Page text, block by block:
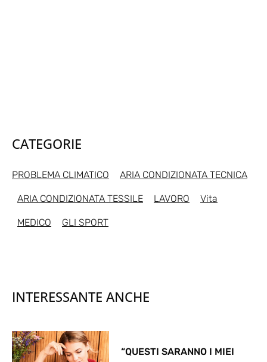
CATEGORIE
PROBLEMA CLIMATICO ARIA CONDIZIONATA TECNICA
ARIA CONDIZIONATA TESSILE LAVORO Vita
MEDICO GLI SPORT
INTERESSANTE ANCHE
“QUESTI SARANNO I MIEI